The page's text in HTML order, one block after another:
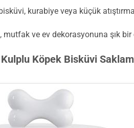
kurabiye veya küçük
ve ev dekorasyonuna şık bir
Köpek Bisküvi